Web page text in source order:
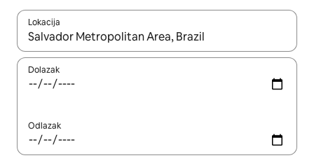
Lokacija
Kada budu dostupni rezultati, moći ćete ih pregledati
Dolazak
Odlazak